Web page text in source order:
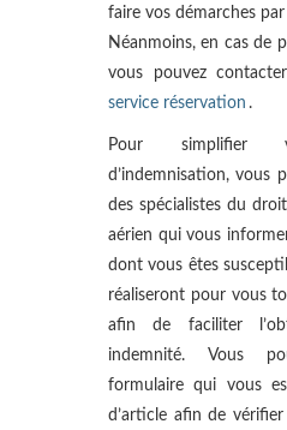
faire vos démarches
Néanmoins, en cas de
vous pouvez
service réservation .
Pour simplifier
d’indemnisation, vous
des spécialistes du
aérien qui vous
dont vous êtes
réaliseront pour vous
afin de faciliter
indemnité. Vous
formulaire qui vous
d’article afin de